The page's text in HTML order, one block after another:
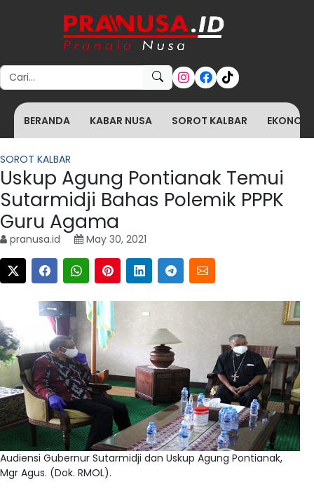
Search for:
BERANDA KABAR NUSA SOROT KALBAR
SOROT KALBAR
Uskup Agung Pontianak Temui
Sutarmidji Bahas Polemik PPPK
Guru Agama
pranusa.id May 30, 2021
Audiensi Gubernur Sutarmidji dan Uskup Agung Pontianak,
Mgr Agus. (Dok. RMOL).